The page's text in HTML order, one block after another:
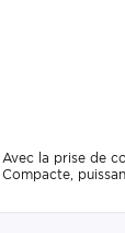
Avec la prise de
Compacte,